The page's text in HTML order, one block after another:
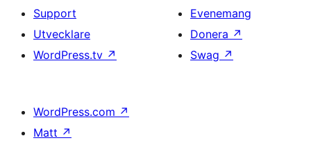
Support
Utvecklare
WordPress.tv ↗
Evenemang
Donera ↗
Swag ↗
WordPress.com ↗
Matt ↗